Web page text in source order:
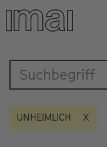
Direkt
zum
Inhalt
Katalog
UNHEIMLICH